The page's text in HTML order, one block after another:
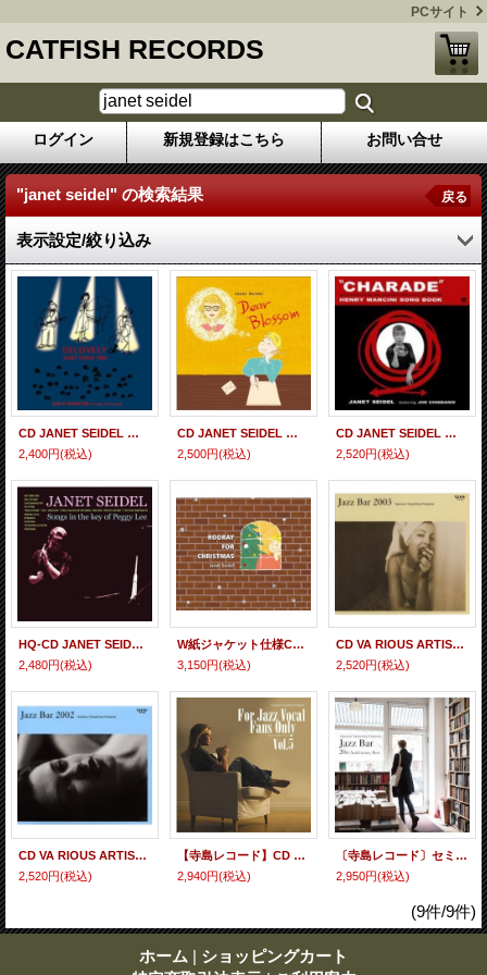
PCサイト
CATFISH RECORDS
ログイン 新規登録はこちら お問い合せ
"janet seidel" の検索結果 戻る
表示設定/絞り込み
CD JANET SEIDEL ジャネット・サイデル / コール・ポーターと私 （DELOVELY)
2,400円(税込)
CD JANET SEIDEL ジャネット・サイデル / DEAR BLOSSOM ディア・ブロッサム
2,500円(税込)
CD JANET SEIDEL ジャネット・サイデル & JOE CHINDAMO ジョー・チンダモ / CHARADE + 1 シャレード 〜 スウィート・マンシーニ + 1
2,520円(税込)
HQ-CD JANET SEIDEL ジャネット・サイデル / Songs In The Key Of Peggy Lee〜 ペギー・リーの夜〜
2,480円(税込)
W紙ジャケット仕様CD JANET SEIDEL ジャネット・サイデル / HOORAY FOR CHRISTMAS + 1 ジャネットとクリスマス + 1
3,150円(税込)
CD VA RIOUS ARTISTS オムニバス / 寺島 靖国 プレゼンツ JAZZ BAR 2003
2,520円(税込)
CD VA RIOUS ARTISTS オムニバス / 寺島 靖国 プレゼンツ JAZZ BAR 2002
2,520円(税込)
【寺島レコード】CD VARIOUS ARTISTS (寺島 靖国 選曲) / FOR JAZZ VOCAL FANS ONLY VOL.5
2,940円(税込)
〔寺島レコード〕セミW紙ジャケット仕様CD V.A.(選曲・監修:寺島靖国) / Jazz Bar 20th Anniversary Best
2,950円(税込)
(9件/9件)
ホーム | ショッピングカート